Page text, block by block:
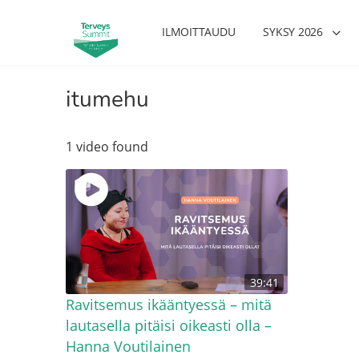
ILMOITTAUDU SYKSY 2026
itumehu
1 video found
39:41
Ravitsemus ikääntyessä – mitä
lautasella pitäisi oikeasti olla –
Hanna Voutilainen